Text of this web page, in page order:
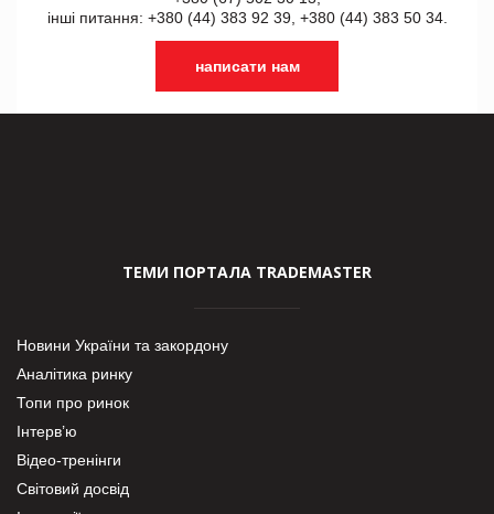
інші питання: +380 (44) 383 92 39, +380 (44) 383 50 34.
написати нам
ТЕМИ ПОРТАЛА TRADEMASTER
Новини України та закордону
Аналітика ринку
Топи про ринок
Інтерв’ю
Відео-тренінги
Світовий досвід